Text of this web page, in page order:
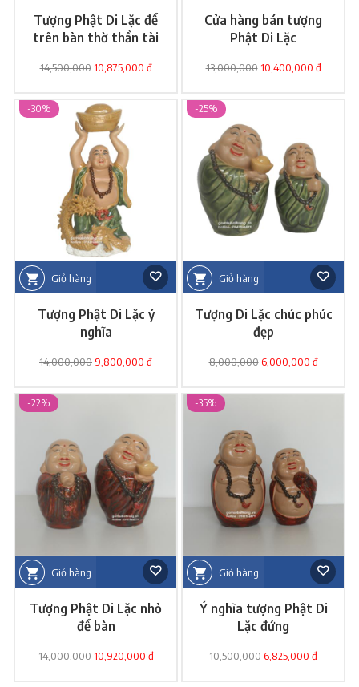
Tượng Phật Di Lặc để
trên bàn thờ thần tài
14,500,00010,875,000 đ
Cửa hàng bán tượng
Phật Di Lặc
13,000,00010,400,000 đ
Giỏ hàng
-30%
Tượng Phật Di Lặc ý
nghĩa
14,000,000 9,800,000 đ
Giỏ hàng
-25%
Tượng Di Lặc chúc phúc
đẹp
8,000,0006,000,000 đ
Giỏ hàng
-22%
Tượng Phật Di Lặc nhỏ
để bàn
14,000,00010,920,000 đ
Giỏ hàng
-35%
Ý nghĩa tượng Phật Di
Lặc đứng
10,500,000 6,825,000 đ